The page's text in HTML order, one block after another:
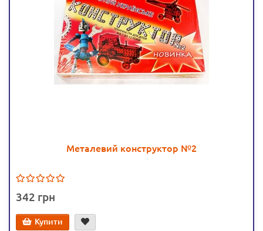
Металевий конструктор №2
342
Купити